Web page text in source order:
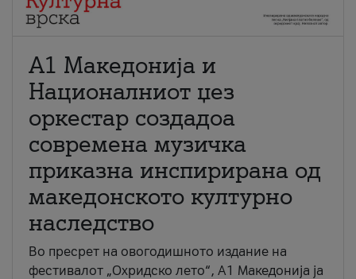
А1 Македонија и
Националниот џез
оркестар создадоа
современа музичка
приказна инспирирана од
македонското културно
наследство
Во пресрет на овогодишното издание на
фестивалот „Охридско лето“, А1 Македонија ја